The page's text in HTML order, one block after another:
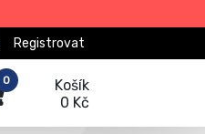
Registrovat
Košík
0 Kč
0